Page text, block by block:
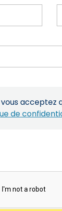
acceptez
de